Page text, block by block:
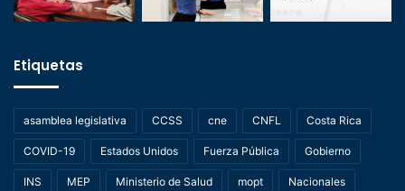
Etiquetas
asamblea legislativa CCSS cne CNFL Costa Rica
COVID-19 Estados Unidos Fuerza Pública Gobierno
INS MEP Ministerio de Salud mopt Nacionales